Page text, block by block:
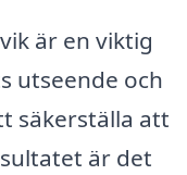
är en viktig
utseende och
säkerställa att
är det